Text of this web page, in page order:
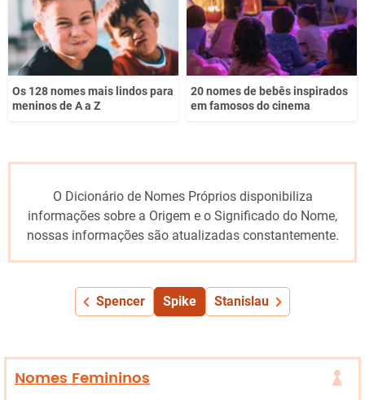
Os 128 nomes mais lindos para
meninos de A a Z
20 nomes de bebês inspirados
em famosos do cinema
O Dicionário de Nomes Próprios disponibiliza
informações sobre a Origem e o Significado do Nome,
nossas informações são atualizadas constantemente.
Spencer Spike Stanislau
Nomes Femininos